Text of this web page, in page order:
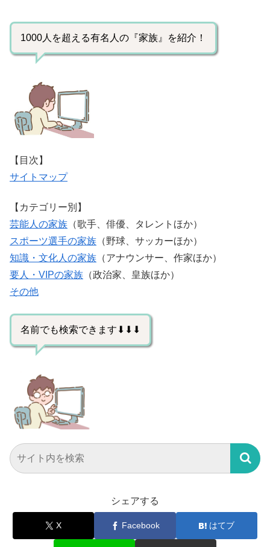
1000人を超える有名人の『家族』を紹介！
【目次】
サイトマップ
【カテゴリー別】
芸能人の家族 （歌手、俳優、タレントほか）
スポーツ選手の家族 （野球、サッカーほか）
知識・文化人の家族 （アナウンサー、作家ほか）
要人・VIPの家族 （政治家、皇族ほか）
その他
名前でも検索できます⬇⬇⬇
シェアする
X Facebook はてブ